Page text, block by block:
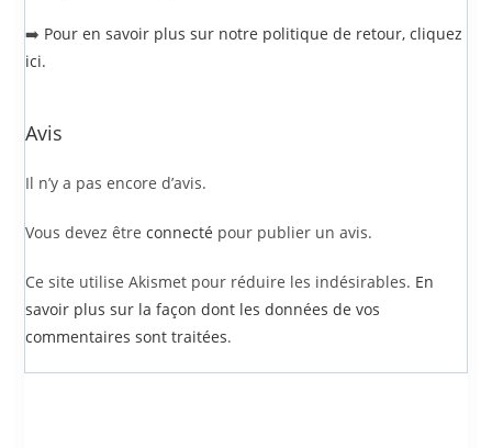
➡️ Pour en savoir plus sur notre politique de retour, cliquez
ici.
Avis
Il n’y a pas encore d’avis.
Vous devez êtreconnecté pour publier un avis.
Ce site utilise Akismet pour réduire les indésirables. En
savoir plus sur la façon dont les données de vos
commentaires sont traitées.